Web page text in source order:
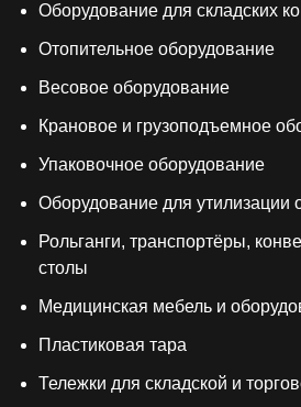
Оборудование для складских
Отопительное оборудование
Весовое оборудование
Крановое и грузоподъемное
Упаковочное оборудование
Оборудование для утилизации
Рольганги, транспортёры,
столы
Медицинская мебель и
Пластиковая тара
Тележки для складской и